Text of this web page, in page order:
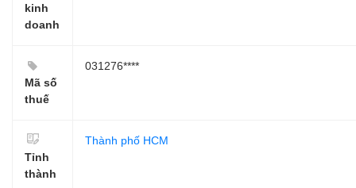
kinh
doanh
Mã số
thuế
031276****
Tỉnh
thành
Thành phố HCM